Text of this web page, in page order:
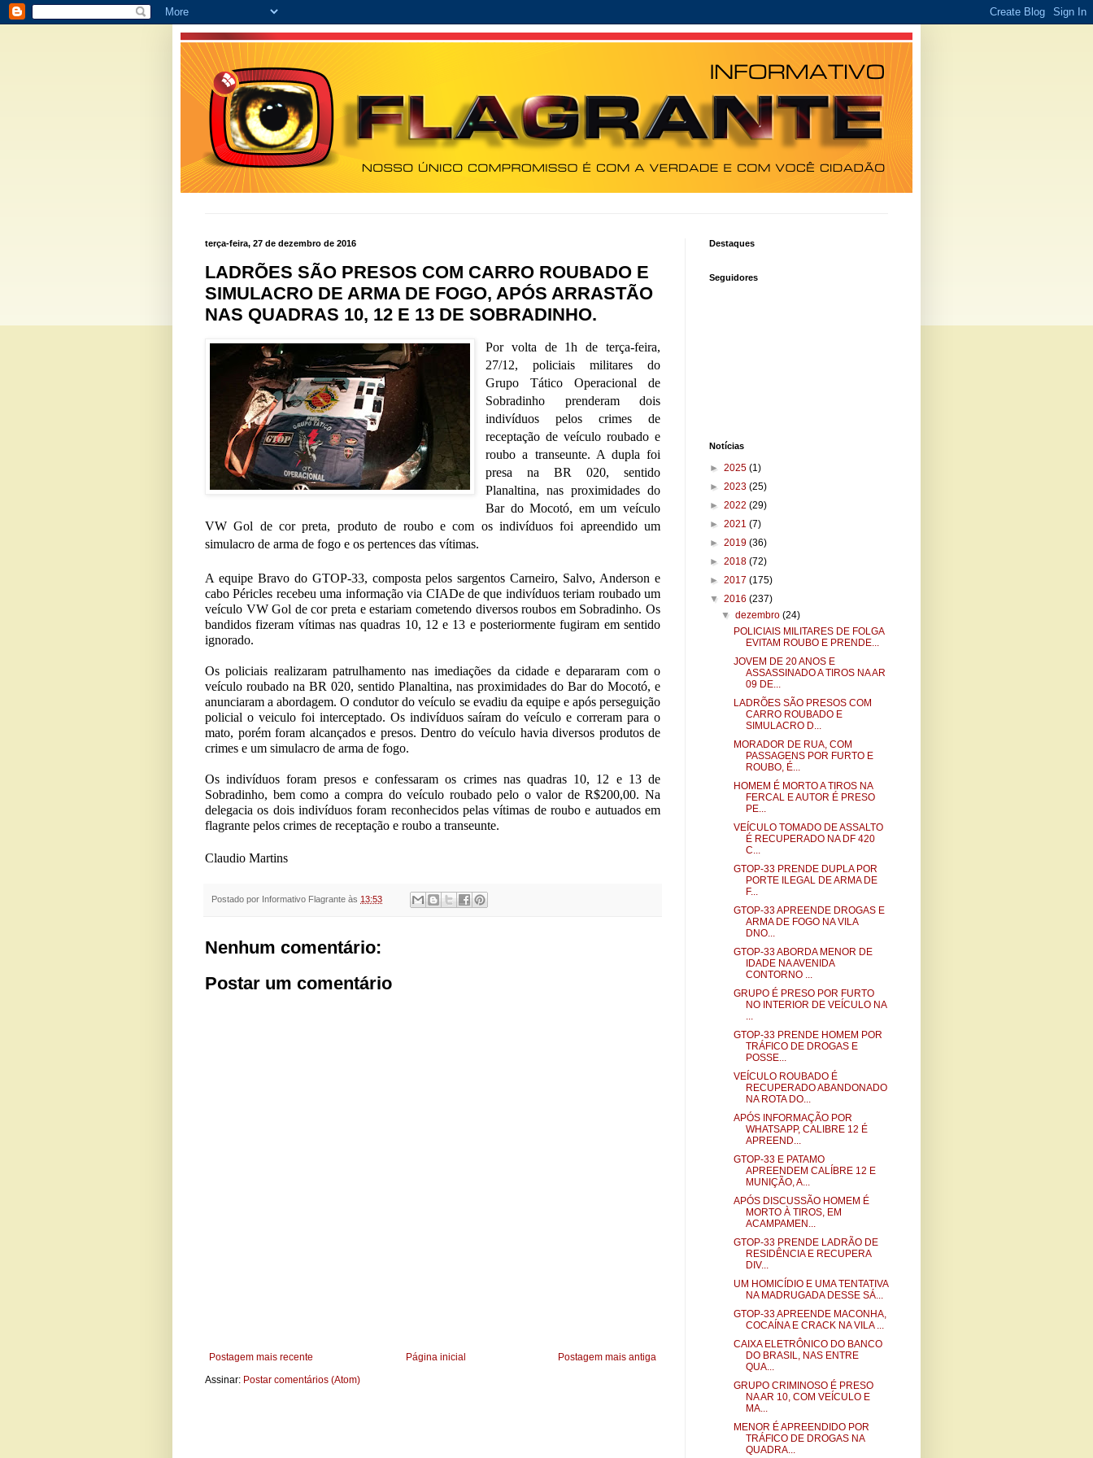
terça-feira, 27 de dezembro de 2016
LADRÕES SÃO PRESOS COM CARRO ROUBADO E
SIMULACRO DE ARMA DE FOGO, APÓS ARRASTÃO
NAS QUADRAS 10, 12 E 13 DE SOBRADINHO.
Por volta de 1h de terça-feira,
27/12, policiais militares do
Grupo Tático Operacional de
Sobradinho prenderam dois
indivíduos pelos crimes de
receptação de veículo roubado e
roubo a transeunte. A dupla foi
presa na BR 020, sentido
Planaltina, nas proximidades do
Bar do Mocotó, em um veículo
VW Gol de cor preta, produto de roubo e com os indivíduos foi apreendido um
simulacro de arma de fogo e os pertences das vítimas.
A equipe Bravo do GTOP-33, composta pelos sargentos Carneiro, Salvo, Anderson e
cabo Péricles recebeu uma informação via CIADe de que indivíduos teriam roubado um
veículo VW Gol de cor preta e estariam cometendo diversos roubos em Sobradinho. Os
bandidos fizeram vítimas nas quadras 10, 12 e 13 e posteriormente fugiram em sentido
ignorado.
Os policiais realizaram patrulhamento nas imediações da cidade e depararam com o
veículo roubado na BR 020, sentido Planaltina, nas proximidades do Bar do Mocotó, e
anunciaram a abordagem. O condutor do veículo se evadiu da equipe e após perseguição
policial o veiculo foi interceptado. Os indivíduos saíram do veículo e correram para o
mato, porém foram alcançados e presos. Dentro do veículo havia diversos produtos de
crimes e um simulacro de arma de fogo.
Os indivíduos foram presos e confessaram os crimes nas quadras 10, 12 e 13 de
Sobradinho, bem como a compra do veículo roubado pelo o valor de R$200,00. Na
delegacia os dois indivíduos foram reconhecidos pelas vítimas de roubo e autuados em
flagrante pelos crimes de receptação e roubo a transeunte.
Claudio Martins
Postado por Informativo Flagrante às 13:53
Nenhum comentário:
Postar um comentário
Postagem mais recente Postagem mais antiga
Página inicial
Assinar: Postar comentários (Atom)
Destaques
Seguidores
Notícias
► 2025 (1)
► 2023 (25)
► 2022 (29)
► 2021 (7)
► 2019 (36)
► 2018 (72)
► 2017 (175)
▼ 2016 (237)
▼dezembro(24)
POLICIAIS MILITARES DE FOLGA
EVITAM ROUBO E PRENDE...
JOVEM DE 20 ANOS E
ASSASSINADO A TIROS NA AR
09 DE...
LADRÕES SÃO PRESOS COM
CARRO ROUBADO E
SIMULACRO D...
MORADOR DE RUA, COM
PASSAGENS POR FURTO E
ROUBO, É...
HOMEM É MORTO A TIROS NA
FERCAL E AUTOR É PRESO
PE...
VEÍCULO TOMADO DE ASSALTO
É RECUPERADO NA DF 420
C...
GTOP-33 PRENDE DUPLA POR
PORTE ILEGAL DE ARMA DE
F...
GTOP-33 APREENDE DROGAS E
ARMA DE FOGO NA VILA
DNO...
GTOP-33 ABORDA MENOR DE
IDADE NA AVENIDA
CONTORNO ...
GRUPO É PRESO POR FURTO
NO INTERIOR DE VEÍCULO NA
...
GTOP-33 PRENDE HOMEM POR
TRÁFICO DE DROGAS E
POSSE...
VEÍCULO ROUBADO É
RECUPERADO ABANDONADO
NA ROTA DO...
APÓS INFORMAÇÃO POR
WHATSAPP, CALIBRE 12 É
APREEND...
GTOP-33 E PATAMO
APREENDEM CALÍBRE 12 E
MUNIÇÃO, A...
APÓS DISCUSSÃO HOMEM É
MORTO À TIROS, EM
ACAMPAMEN...
GTOP-33 PRENDE LADRÃO DE
RESIDÊNCIA E RECUPERA
DIV...
UM HOMICÍDIO E UMA TENTATIVA
NA MADRUGADA DESSE SÁ...
GTOP-33 APREENDE MACONHA,
COCAÍNA E CRACK NA VILA ...
CAIXA ELETRÔNICO DO BANCO
DO BRASIL, NAS ENTRE
QUA...
GRUPO CRIMINOSO É PRESO
NA AR 10, COM VEÍCULO E
MA...
MENOR É APREENDIDO POR
TRÁFICO DE DROGAS NA
QUADRA...